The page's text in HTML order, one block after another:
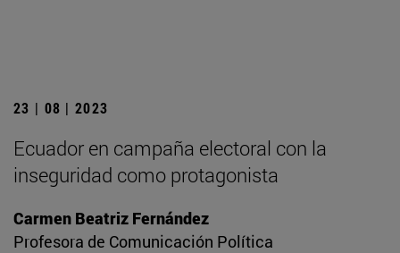
23 | 08 | 2023
Ecuador en campaña electoral con la
inseguridad como protagonista
Carmen Beatriz Fernández
Profesora de Comunicación Política